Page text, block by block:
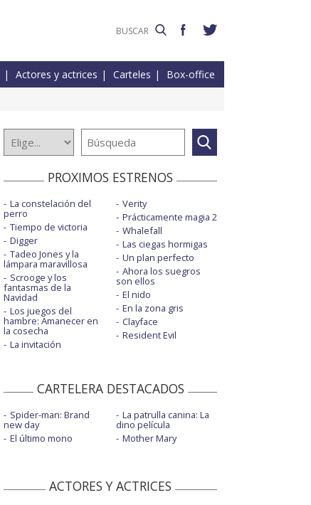
Actores y actrices Carteles Box-office
PROXIMOS ESTRENOS
La constelación del
perro
Tiempo de victoria
Digger
Tadeo Jones y la
lámpara maravillosa
Scrooge y los
fantasmas de la
Navidad
Los juegos del
hambre: Amanecer en
la cosecha
La invitación
Verity
Prácticamente magia 2
Whalefall
Las ciegas hormigas
Un plan perfecto
Ahora los suegros
son ellos
El nido
En la zona gris
Clayface
Resident Evil
CARTELERA DESTACADOS
Spider-man: Brand
new day
El último mono
La patrulla canina: La
dino película
Mother Mary
ACTORES Y ACTRICES